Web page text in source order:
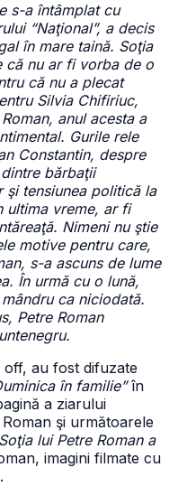
s-a întâmplat cu
“Naţional”, a decis
în mare taină. Soţia
că nu ar fi vorba de o
că nu a plecat
Silvia Chifiriuc,
anul acesta a
Gurile rele
Constantin, despre
bărbaţii
tensiunea politică la
ultima vreme, ar fi
Nimeni nu ştie
motive pentru care,
s-a ascuns de lume
În urmă cu o lună,
ca niciodată.
Petre Roman
au fost difuzate
în familie”în
a ziarului
şi următoarele
lui Petre Roman a
imagini filmate cu